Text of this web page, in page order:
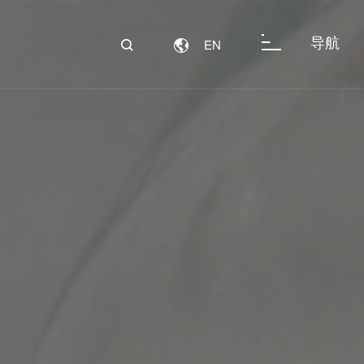
导航
EN